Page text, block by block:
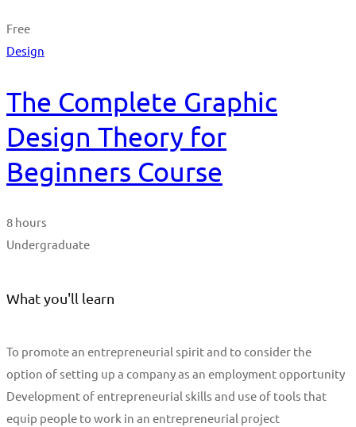
Free
Design
The Complete Graphic
Design Theory for
Beginners Course
8 hours
Undergraduate
What you'll learn
To promote an entrepreneurial spirit and to consider the
option of setting up a company as an employment opportunity
Development of entrepreneurial skills and use of tools that
equip people to work in an entrepreneurial project